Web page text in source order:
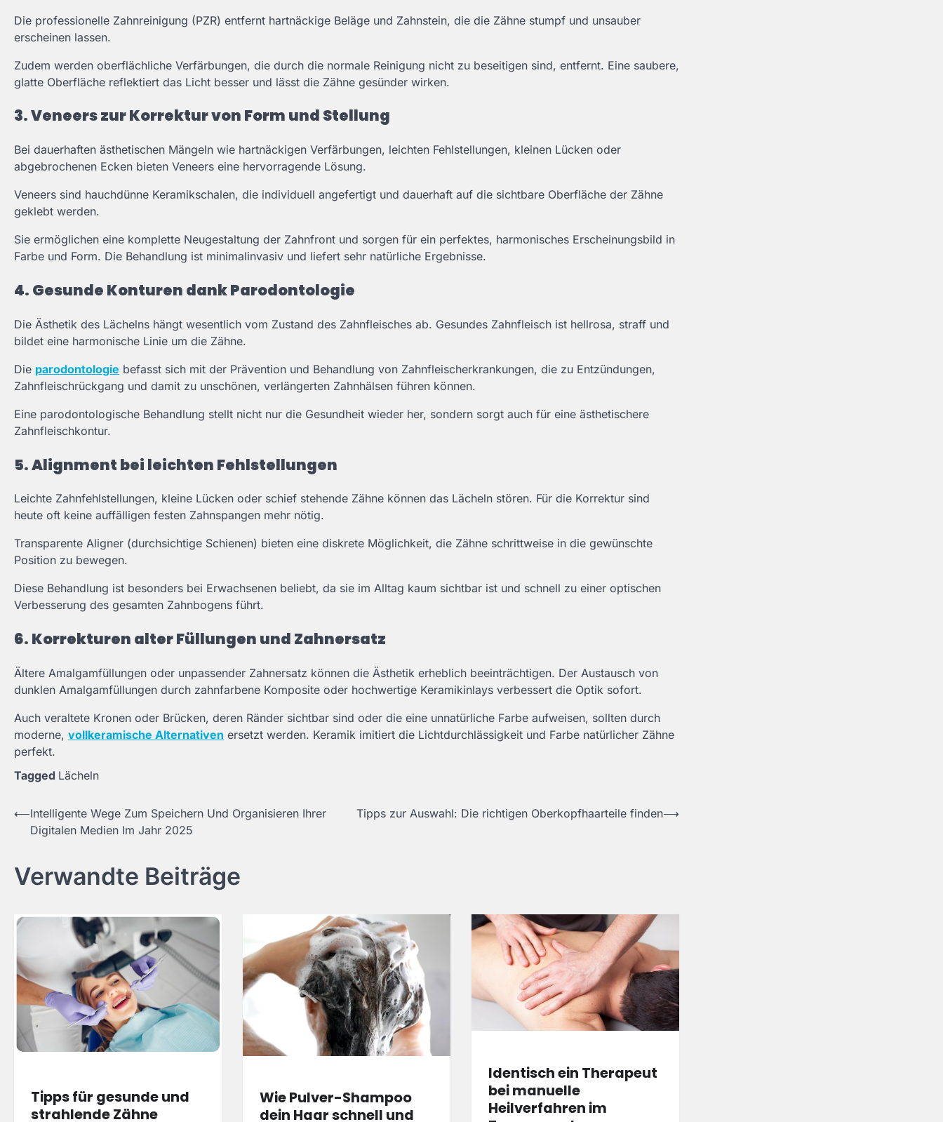
Die professionelle Zahnreinigung (PZR) entfernt hartnäckige Beläge und Zahnstein, die die Zähne stumpf und unsauber
erscheinen lassen.
Zudem werden oberflächliche Verfärbungen, die durch die normale Reinigung nicht zu beseitigen sind, entfernt. Eine saubere,
glatte Oberfläche reflektiert das Licht besser und lässt die Zähne gesünder wirken.
3. Veneers zur Korrektur von Form und Stellung
Bei dauerhaften ästhetischen Mängeln wie hartnäckigen Verfärbungen, leichten Fehlstellungen, kleinen Lücken oder
abgebrochenen Ecken bieten Veneers eine hervorragende Lösung.
Veneers sind hauchdünne Keramikschalen, die individuell angefertigt und dauerhaft auf die sichtbare Oberfläche der Zähne
geklebt werden.
Sie ermöglichen eine komplette Neugestaltung der Zahnfront und sorgen für ein perfektes, harmonisches Erscheinungsbild in
Farbe und Form. Die Behandlung ist minimalinvasiv und liefert sehr natürliche Ergebnisse.
4. Gesunde Konturen dank Parodontologie
Die Ästhetik des Lächelns hängt wesentlich vom Zustand des Zahnfleisches ab. Gesundes Zahnfleisch ist hellrosa, straff und
bildet eine harmonische Linie um die Zähne.
Die parodontologie befasst sich mit der Prävention und Behandlung von Zahnfleischerkrankungen, die zu Entzündungen,
Zahnfleischrückgang und damit zu unschönen, verlängerten Zahnhälsen führen können.
Eine parodontologische Behandlung stellt nicht nur die Gesundheit wieder her, sondern sorgt auch für eine ästhetischere
Zahnfleischkontur.
5. Alignment bei leichten Fehlstellungen
Leichte Zahnfehlstellungen, kleine Lücken oder schief stehende Zähne können das Lächeln stören. Für die Korrektur sind
heute oft keine auffälligen festen Zahnspangen mehr nötig.
Transparente Aligner (durchsichtige Schienen) bieten eine diskrete Möglichkeit, die Zähne schrittweise in die gewünschte
Position zu bewegen.
Diese Behandlung ist besonders bei Erwachsenen beliebt, da sie im Alltag kaum sichtbar ist und schnell zu einer optischen
Verbesserung des gesamten Zahnbogens führt.
6. Korrekturen alter Füllungen und Zahnersatz
Ältere Amalgamfüllungen oder unpassender Zahnersatz können die Ästhetik erheblich beeinträchtigen. Der Austausch von
dunklen Amalgamfüllungen durch zahnfarbene Komposite oder hochwertige Keramikinlays verbessert die Optik sofort.
Auch veraltete Kronen oder Brücken, deren Ränder sichtbar sind oder die eine unnatürliche Farbe aufweisen, sollten durch
moderne, vollkeramische Alternativen ersetzt werden. Keramik imitiert die Lichtdurchlässigkeit und Farbe natürlicher Zähne
perfekt.
Tagged Lächeln
Post
navigation
⟵Intelligente Wege Zum Speichern Und Organisieren Ihrer
Digitalen Medien Im Jahr 2025
Tipps zur Auswahl: Die richtigen Oberkopfhaarteile finden⟶
Verwandte Beiträge
Tipps für gesunde und
strahlende Zähne
Wie Pulver-Shampoo
dein Haar schnell und
Identisch ein Therapeut
bei manuelle
Heilverfahren im
Durch schwierige Zeiten kommen: